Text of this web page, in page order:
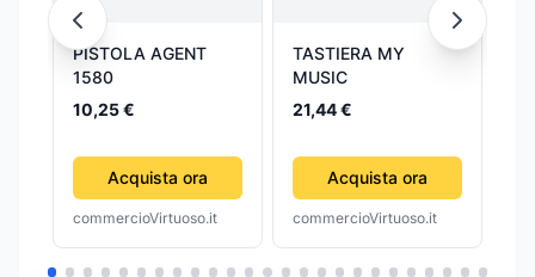
PISTOLA AGENT
1580
10,25 €
Acquista ora
commercioVirtuoso.it
TASTIERA MY
MUSIC
21,44 €
Acquista ora
commercioVirtuoso.it